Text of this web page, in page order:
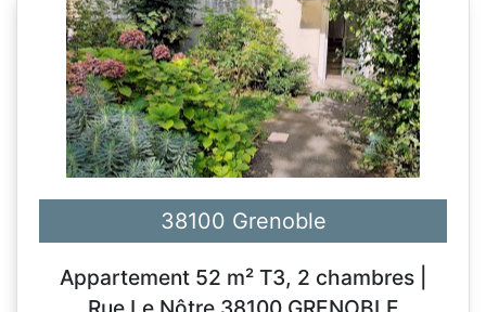
38100 Grenoble
Appartement 52 m² T3, 2 chambres |